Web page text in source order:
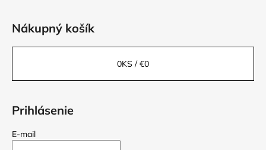
Nákupný košík
0KS /€0
Prihlásenie
E-mail